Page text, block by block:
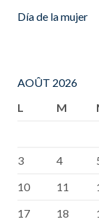
Día de la mujer
AOÛT 2026
L
M
3
4
10
11
17
18